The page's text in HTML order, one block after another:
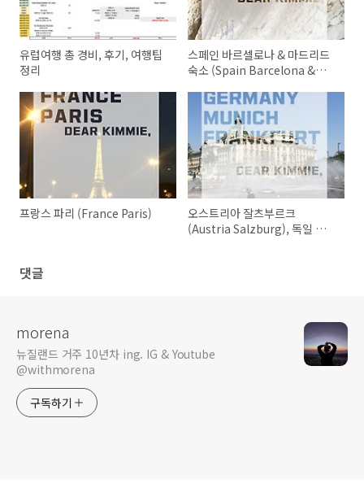
유럽여행 총 경비, 후기, 여행팁
정리
스페인 바르셀로나 & 마드리드
숙소 (Spain Barcelona &
프랑스 파리 (France Paris)
오스트리아 잘츠부르크
(Austria Salzburg), 독일 뮌
댓글
morena
뉴질랜드 거주 10년차 ing. IG & Youtube
@withmorena
구독하기